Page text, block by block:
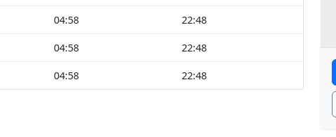
04:58 22:48
04:58 22:48
04:58 22:48